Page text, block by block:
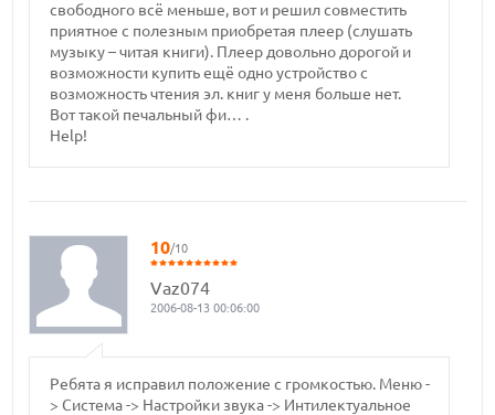
свободного всё меньше, вот и решил совместить
приятное с полезным приобретая плеер (слушать
музыку – читая книги). Плеер довольно дорогой и
возможности купить ещё одно устройство с
возможность чтения эл. книг у меня больше нет.
Вот такой печальный фи… .
Help!
10/10
Vaz074
2006-08-13 00:06:00
Ребята я исправил положение с громкостью. Меню -
> Система -> Настройки звука -> Интилектуальное